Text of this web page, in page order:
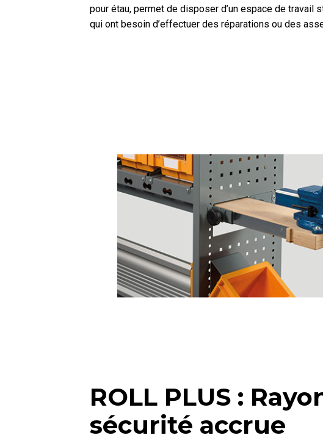
pour étau, permet de disposer d’un espace de travail
qui ont besoin d’effectuer des réparations ou des
ROLL PLUS :
sécurité accrue